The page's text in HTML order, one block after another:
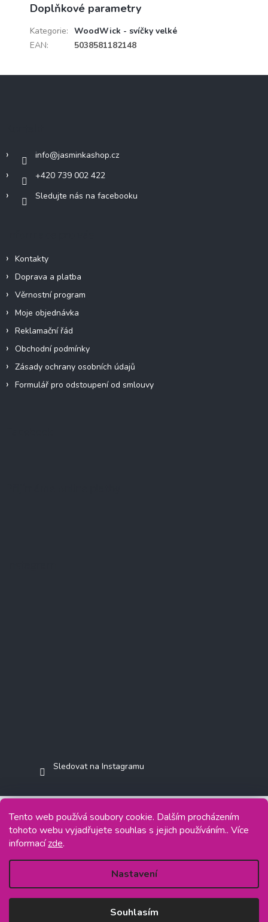
Tento web používá soubory cookie. Dalším procházením
tohoto webu vyjadřujete souhlas s jejich používáním.. Více
informacízde.
Nastavení
Souhlasím
Doplňkové parametry
Kategorie: WoodWick - svíčky velké
EAN: 5038581182148
info@jasminkashop.cz
+420 739 002 422
Sledujte nás na facebooku
Kontakty
Doprava a platba
Věrnostní program
Moje objednávka
Reklamační řád
Obchodní podmínky
Zásady ochrany osobních údajů
Formulář pro odstoupení od smlouvy
Sledovat na Instagramu
Copyright 2026Jasminkashop.cz. Všechna práva vyhrazena.
Vytvořil Shoptet